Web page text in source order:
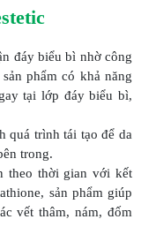
đáy biểu bì nhờ công
phẩm có khả năng
tại lớp đáy biểu bì,
quá trình tái tạo để da
trong.
theo thời gian với kết
sản phẩm giúp
vết thâm, nám, đốm